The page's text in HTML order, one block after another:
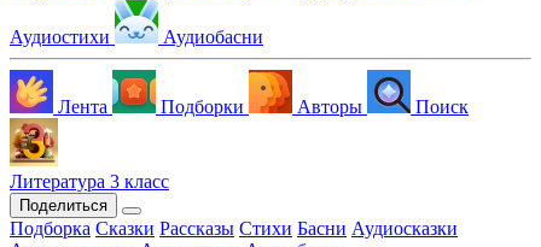
Аудиостихи Аудиобасни
Лента Подборки Авторы Поиск
Литература 3 класс
Поделиться
Подборка Сказки Рассказы Стихи Басни Аудиосказки